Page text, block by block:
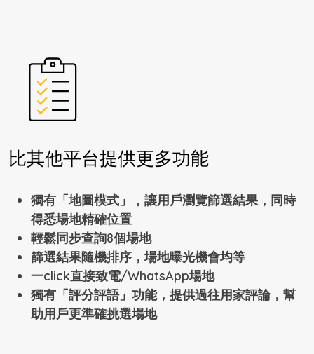
比其他平台提供更多功能
獨有「地圖模式」，讓用戶瀏覽篩選結果，同時
得悉場地精確位置
輕鬆同步查詢8個場地
篩選結果隨機排序，場地曝光機會均等
一click直接致電/WhatsApp場地
獨有「評分評語」功能，提供過往用家評論，幫
助用戶更準確挑選場地